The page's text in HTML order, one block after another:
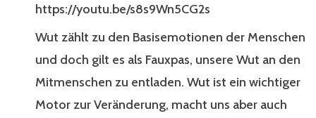
https://youtu.be/s8s9Wn5CG2s
Wut zählt zu den Basisemotionen der Menschen
und doch gilt es als Fauxpas, unsere Wut an den
Mitmenschen zu entladen. Wut ist ein wichtiger
Motor zur Veränderung, macht uns aber auch